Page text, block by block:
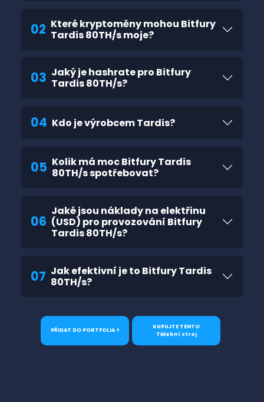
02 Které kryptoměny mohou Bitfury
Tardis 80TH/s moje?
03 Jaký je hashrate pro Bitfury
Tardis 80TH/s?
04 Kdo je výrobcem Tardis?
05 Kolik má moc Bitfury Tardis
80TH/s spotřebovat?
06
Jaké jsou náklady na elektřinu
(USD) pro provozování Bitfury
Tardis 80TH/s?
07 Jak efektivní je to Bitfury Tardis
80TH/s?
PŘIDAT DO PORTFOLIA +
KUPUJTE TENTO
Těžební stroj